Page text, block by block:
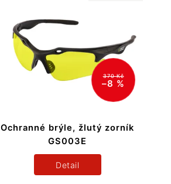
370 Kč
–8 %
Ochranné brýle, žlutý zorník
GS003E
Detail